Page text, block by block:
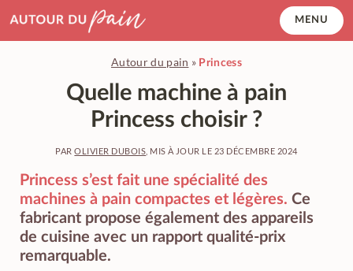
MENU
Autour du pain » Princess
Quelle machine à pain
Princess choisir ?
PAROLIVIER DUBOIS , MIS À JOUR LE 23 DÉCEMBRE 2024
Princess s’est fait une spécialité des
machines à pain compactes et légères. Ce
fabricant propose également des appareils
de cuisine avec un rapport qualité-prix
remarquable.